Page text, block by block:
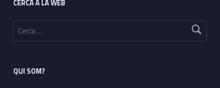
s
CERCA A LA WEB
Cerca:
QUI SOM?